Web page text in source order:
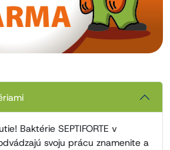
Baktérie SEPTIFORTE v
svoju prácu znamenite a